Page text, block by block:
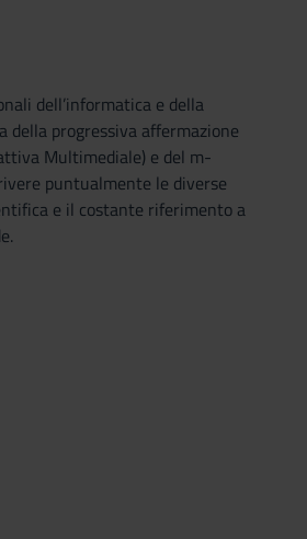
dell’informatica e della
della progressiva affermazione
Multimediale) e del m-
puntualmente le diverse
e il costante riferimento a